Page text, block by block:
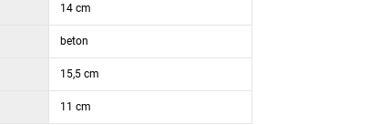
14 cm
beton
15,5 cm
11 cm